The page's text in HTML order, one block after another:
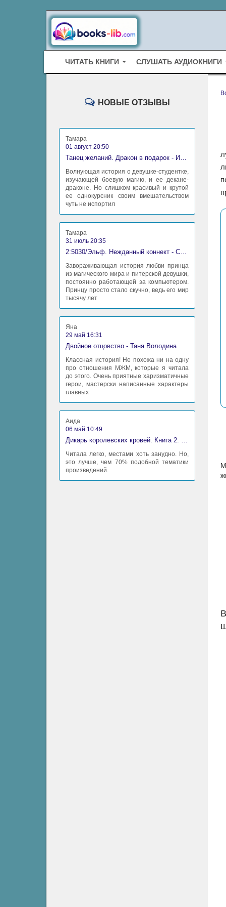
ЧИТАТЬ КНИГИ СЛУШАТЬ АУДИОКНИГИ
НОВЫЕ ОТЗЫВЫ
Тамара
01 август 20:50
Танец желаний. Дракон в подарок - Ирина Алексеева
Волнующая история о девушке-студентке,
изучающей боевую магию, и ее декане-
драконе. Но слишком красивый и крутой
ее однокурсник своим вмешательством
чуть не испортил
Тамара
31 июль 20:35
2:5030/Эльф. Нежданный коннект - Станислав Миков
Завораживающая история любви принца
из магического мира и питерской девушки,
постоянно работающей за компьютером.
Принцу просто стало скучно, ведь его мир
тысячу лет
Яна
29 май 16:31
Двойное отцовство - Таня Володина
Классная история! Не похожа ни на одну
про отношения МЖМ, которые я читала
до этого. Очень приятные харизматичные
герои, мастерски написанные характеры
главных
Аида
06 май 10:49
Дикарь королевских кровей. Книга 2. Леди-фаворитка - Анна Сергеевна Гаврилова
Читала легко, местами хоть занудно. Но,
это лучше, чем 70% подобной тематики
произведений.